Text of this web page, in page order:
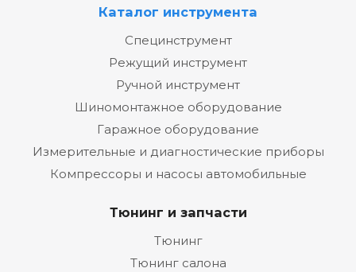
Каталог инструмента
Специнструмент
Режущий инструмент
Ручной инструмент
Шиномонтажное оборудование
Гаражное оборудование
Измерительные и диагностические приборы
Компрессоры и насосы автомобильные
Тюнинг и запчасти
Тюнинг
Тюнинг салона